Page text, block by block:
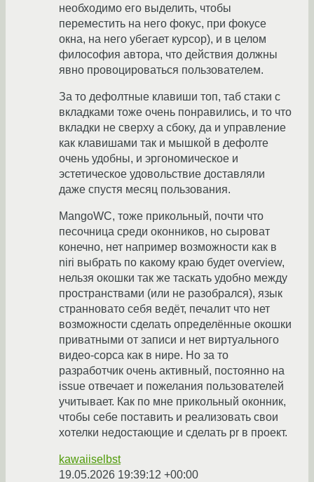
необходимо его выделить, чтобы
переместить на него фокус, при фокусе
окна, на него убегает курсор), и в целом
философия автора, что действия должны
явно провоцироваться пользователем.
За то дефолтные клавиши топ, таб стаки с
вкладками тоже очень понравились, и то что
вкладки не сверху а сбоку, да и управление
как клавишами так и мышкой в дефолте
очень удобны, и эргономическое и
эстетическое удовольствие доставляли
даже спустя месяц пользования.
MangoWC, тоже прикольный, почти что
песочница среди оконников, но сыроват
конечно, нет например возможности как в
niri выбрать по какому краю будет overview,
нельзя окошки так же таскать удобно между
пространствами (или не разобрался), язык
странновато себя ведёт, печалит что нет
возможности сделать определённые окошки
приватными от записи и нет виртуального
видео-сорса как в нире. Но за то
разработчик очень активный, постоянно на
issue отвечает и пожелания пользователей
учитывает. Как по мне прикольный оконник,
чтобы себе поставить и реализовать свои
хотелки недостающие и сделать pr в проект.
kawaiiselbst
19.05.2026 19:39:12 +00:00